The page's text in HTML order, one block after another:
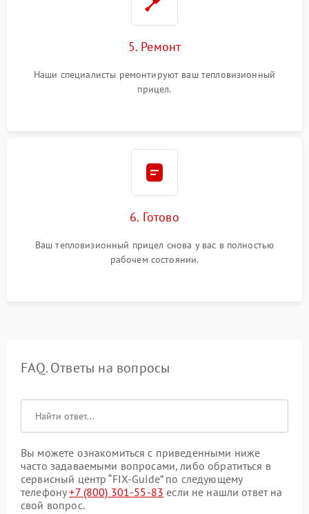
5. Ремонт
Наши специалисты ремонтируют ваш тепловизионный
прицел.
6. Готово
Ваш тепловизионный прицел снова у вас в полностью
рабочем состоянии.
FAQ. Ответы на вопросы
Вы можете ознакомиться с приведенными ниже
часто задаваемыми вопросами, либо обратиться в
сервисный центр “FIX-Guide” по следующему
телефону+7 (800) 301-55-83 если не нашли ответ на
свой вопрос.